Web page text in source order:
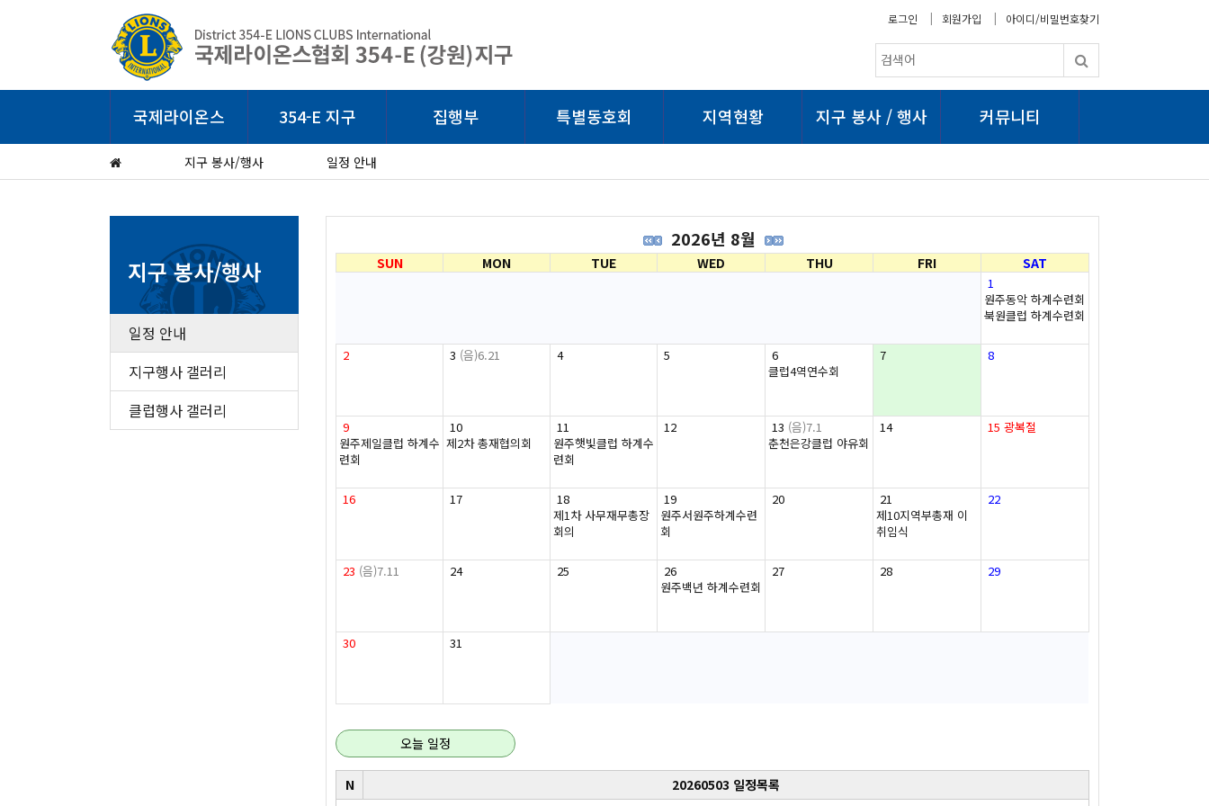
로그인 회원가입 아이디/비밀번호찾기
국제라이온스 354-E 지구 집행부 특별동호회 지역현황 지구 봉사 / 행사 커뮤니티
지구 봉사/행사 일정 안내
지구 봉사/행사
일정 안내
지구행사 갤러리
클럽행사 갤러리
2026년 8월
SUN MON TUE WED THU FRI SAT
1
원주동악 하계수련회
북원클럽 하계수련회
2 3 (음)6.21 4 5
6
클럽4역연수회
7 8
9
원주제일클럽 하계수
련회
10
제2차 총재협의회
11
원주햇빛클럽 하계수
련회
12 13 (음)7.1
춘천은강클럽 야유회
14 15 광복절
16 17
18
제1차 사무재무총장
회의
19
원주서원주하계수련
회
20
21
제10지역부총재 이
취임식
22
23 (음)7.11 24 25
26
원주백년 하계수련회
27 28 29
30 31
오늘 일정
N 20260503 일정목록